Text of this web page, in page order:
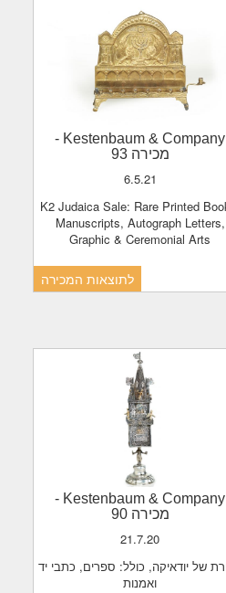
Kestenbaum & Company
-
מכירה 93
6.5.21
K2 Judaica Sale: Rare Printed Books,
Manuscripts, Autograph Letters,
Graphic & Ceremonial Arts
לתוצאות המכירה
Kestenbaum & Company
-
מכירה 90
21.7.20
ואמנות